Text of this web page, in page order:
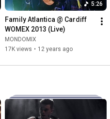
5:26
Family Atlantica @ Cardiff
WOMEX 2013 (Live)
MONDOMIX
17K views • 12 years ago